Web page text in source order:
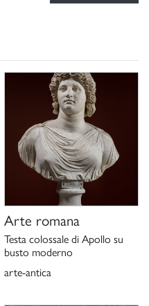
2009, pp. 417-432, n. 13.
P. Moreno 1975;
Arte romana
Testa colossale di Apollo su
busto moderno
arte-antica